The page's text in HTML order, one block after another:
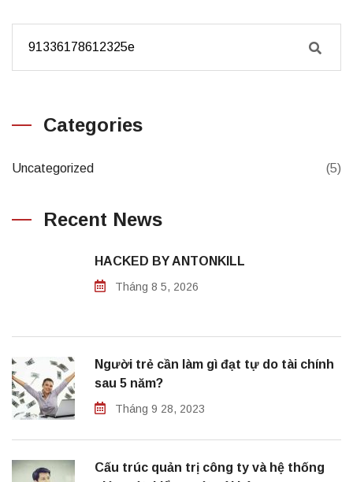
Categories
Uncategorized (5)
Recent News
HACKED BY ANTONKILL
Tháng 8 5, 2026
Người trẻ cần làm gì đạt tự do tài chính
sau 5 năm?
Tháng 9 28, 2023
Cấu trúc quản trị công ty và hệ thống